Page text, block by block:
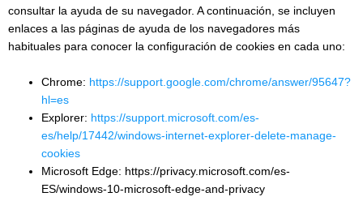
consultar la ayuda de su navegador. A continuación, se incluyen
enlaces a las páginas de ayuda de los navegadores más
habituales para conocer la configuración de cookies en cada uno:
Chrome: https://support.google.com/chrome/answer/95647?
hl=es
Explorer: https://support.microsoft.com/es-
es/help/17442/windows-internet-explorer-delete-manage-
cookies
Microsoft Edge: https://privacy.microsoft.com/es-
ES/windows-10-microsoft-edge-and-privacy